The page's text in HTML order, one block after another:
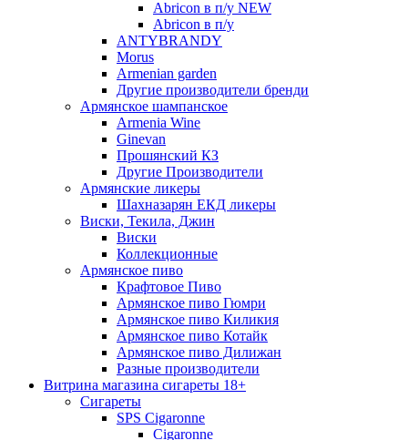
Abricon в п/у NEW
Abricon в п/у
ANTYBRANDY
Morus
Armenian garden
Другие производители бренди
Армянское шампанское
Armenia Wine
Ginevan
Прошянский КЗ
Другие Производители
Армянские ликеры
Шахназарян ЕКД ликеры
Виски, Текила, Джин
Виски
Коллекционные
Армянское пиво
Крафтовое Пиво
Армянское пиво Гюмри
Армянское пиво Киликия
Армянское пиво Котайк
Армянское пиво Дилижан
Разные производители
Витрина магазина сигареты 18+
Cигареты
SPS Cigaronne
Сigaronne